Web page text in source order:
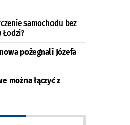
samochodu bez
Łodzi?
pożegnali Józefa
można łączyć z